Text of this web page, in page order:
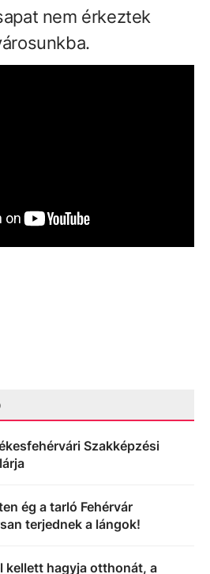
nem érkeztek
Szakképzési
ég a tarló Fehérvár
terjednek a lángok!
kellett hagyja otthonát, a